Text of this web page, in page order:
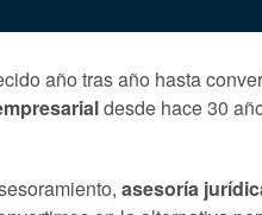
año tras año hasta
desde hace 30
asesoría